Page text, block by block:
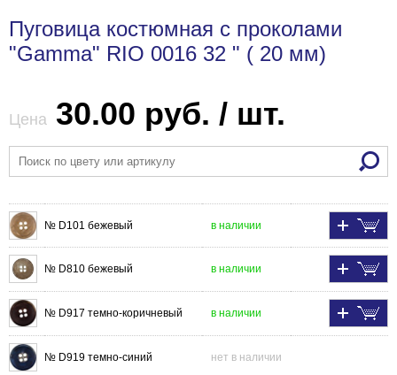
Пуговица костюмная с проколами
"Gamma" RIO 0016 32 " ( 20 мм)
Цена 30.00 руб. / шт.
№ D101 бежевый в наличии
№ D810 бежевый в наличии
№ D917 темно-коричневый в наличии
№ D919 темно-синий нет в наличии